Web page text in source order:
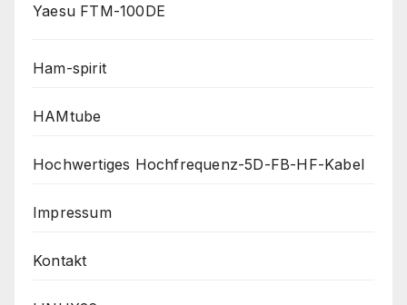
Yaesu FTM-100DE
Ham-spirit
HAMtube
Hochwertiges Hochfrequenz-5D-FB-HF-Kabel
Impressum
Kontakt